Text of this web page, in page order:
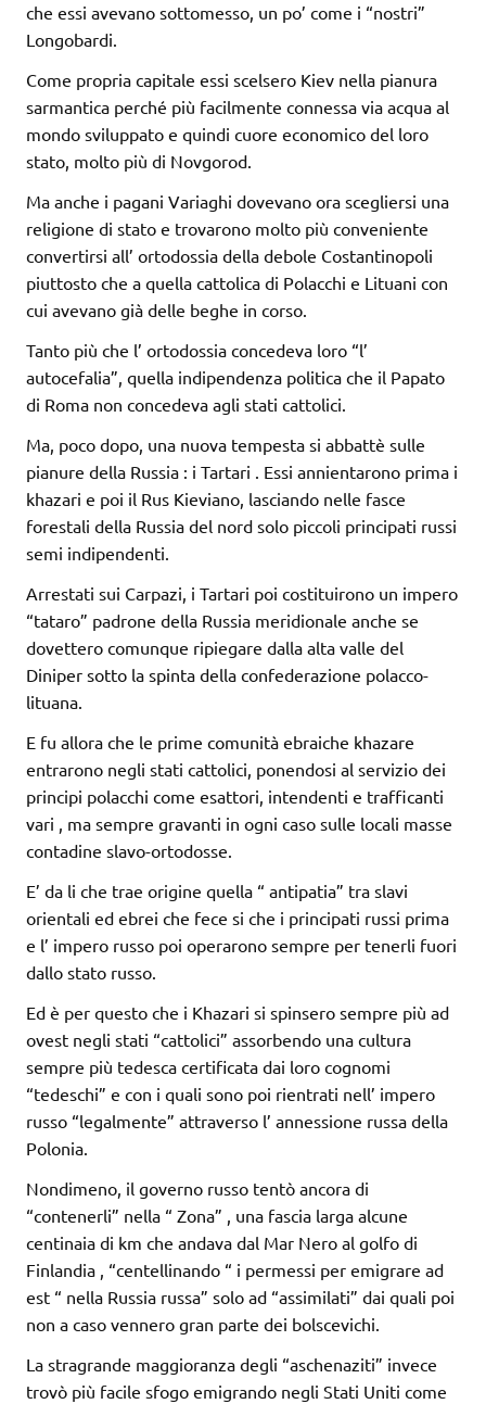
che essi avevano sottomesso, un po’ come i “nostri”
Longobardi.
Come propria capitale essi scelsero Kiev nella pianura
sarmantica perché più facilmente connessa via acqua al
mondo sviluppato e quindi cuore economico del loro
stato, molto più di Novgorod.
Ma anche i pagani Variaghi dovevano ora scegliersi una
religione di stato e trovarono molto più conveniente
convertirsi all’ ortodossia della debole Costantinopoli
piuttosto che a quella cattolica di Polacchi e Lituani con
cui avevano già delle beghe in corso.
Tanto più che l’ ortodossia concedeva loro “l’
autocefalia”, quella indipendenza politica che il Papato
di Roma non concedeva agli stati cattolici.
Ma, poco dopo, una nuova tempesta si abbattè sulle
pianure della Russia : i Tartari . Essi annientarono prima i
khazari e poi il Rus Kieviano, lasciando nelle fasce
forestali della Russia del nord solo piccoli principati russi
semi indipendenti.
Arrestati sui Carpazi, i Tartari poi costituirono un impero
“tataro” padrone della Russia meridionale anche se
dovettero comunque ripiegare dalla alta valle del
Diniper sotto la spinta della confederazione polacco-
lituana.
E fu allora che le prime comunità ebraiche khazare
entrarono negli stati cattolici, ponendosi al servizio dei
principi polacchi come esattori, intendenti e trafficanti
vari , ma sempre gravanti in ogni caso sulle locali masse
contadine slavo-ortodosse.
E’ da li che trae origine quella “ antipatia” tra slavi
orientali ed ebrei che fece si che i principati russi prima
e l’ impero russo poi operarono sempre per tenerli fuori
dallo stato russo.
Ed è per questo che i Khazari si spinsero sempre più ad
ovest negli stati “cattolici” assorbendo una cultura
sempre più tedesca certificata dai loro cognomi
“tedeschi” e con i quali sono poi rientrati nell’ impero
russo “legalmente” attraverso l’ annessione russa della
Polonia.
Nondimeno, il governo russo tentò ancora di
“contenerli” nella “ Zona” , una fascia larga alcune
centinaia di km che andava dal Mar Nero al golfo di
Finlandia , “centellinando “ i permessi per emigrare ad
est “ nella Russia russa” solo ad “assimilati” dai quali poi
non a caso vennero gran parte dei bolscevichi.
La stragrande maggioranza degli “aschenaziti” invece
trovò più facile sfogo emigrando negli Stati Uniti come